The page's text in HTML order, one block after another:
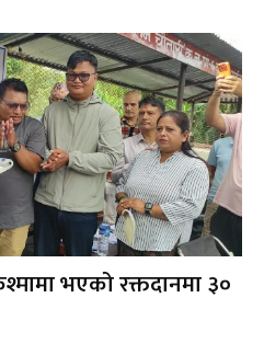
भएको रक्तदानमा ३०